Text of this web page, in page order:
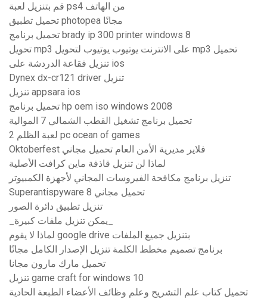
قم بتنزيل لعبة ps4 من الهاتف
تحميل تطبيق photopea مجانًا
تحميل برنامج brady ip 300 printer windows 8
تحويل mp3 على الانترنت يوتيوب يوتيوب لتحويل mp3 تحميل
تنزيل فقاعة الدردشة على ios
Dynex dx-cr121 driver تنزيل
تنزيل appsara ios
تحميل برنامج hp oem iso windows 2008
تحميل برنامج تشغيل القطب الشمالي 7 الموالية
لعبة الظلم 2 pc ocean of games
Oktoberfest فلاير مديرية الأمن العام تحميل مجاني
لماذا لن تنزيل قاذفة ماين كرافت الأصلية
تنزيل برنامج مكافحة الفيروسات المجاني لأجهزة الكمبيوتر
Superantispyware تحميل مجاني 8
تنزيل تطبيق دائرة الصور
لماذا لا يقوم google drive بتنزيل جميع الملفات
برنامج تصميم مخطط الكلمة تنزيل الإصدار الكامل مجانًا
تحميل مارك مارون مجانا
تنزيل game craft for windows 10
تحميل كتاب علم التشريح وعلم وظائف الأعضاء الطبعة الحادية